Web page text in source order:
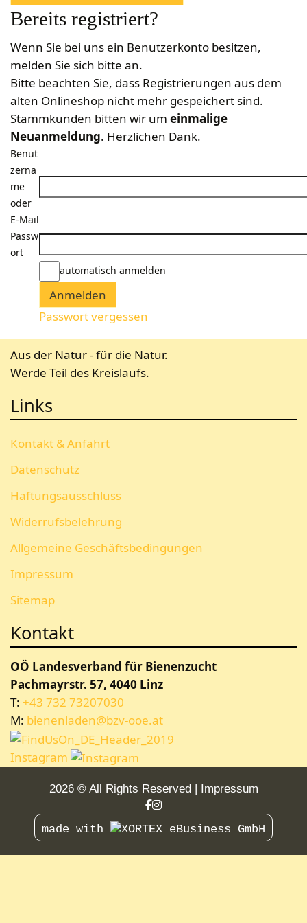
Wabenhonigwelt
Rähmchen & Zubehör
Diverses
Lagerung
Propolisernte
Pollenernte
Stockwaagen
Fachliteratur
Imkerei
Bienengesundheit
Bienenweide
Honig & Bienenprodukte
Diverse Fachliteratur
Mundhygiene
Bereits registriert?
Wenn Sie bei uns ein Benutzerkonto besitzen,
melden Sie sich bitte an.
Bitte beachten Sie, dass Registrierungen aus dem
alten Onlineshop nicht mehr gespeichert sind.
Stammkunden bitten wir um einmalige
Neuanmeldung. Herzlichen Dank.
Benut
zerna
me
oder
E-Mail
Passw
ort
automatisch anmelden
Anmelden
Passwort vergessen
Aus der Natur - für die Natur.
Werde Teil des Kreislaufs.
Links
Kontakt & Anfahrt
Datenschutz
Haftungsausschluss
Widerrufsbelehrung
Allgemeine Geschäftsbedingungen
Impressum
Sitemap
Kontakt
OÖ Landesverband für Bienenzucht
Pachmayrstr. 57, 4040 Linz
T: +43 732 73207030
M: bienenladen@bzv-ooe.at
Instagram
2026 © All Rights Reserved Impressum
made with